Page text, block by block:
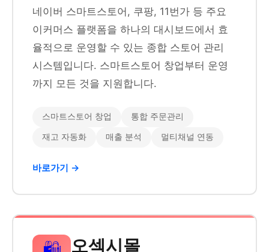
네이버 스마트스토어, 쿠팡, 11번가 등 주요
이커머스 플랫폼을 하나의 대시보드에서 효
율적으로 운영할 수 있는 종합 스토어 관리
시스템입니다. 스마트스토어 창업부터 운영
까지 모든 것을 지원합니다.
스마트스토어 창업 통합 주문관리
재고 자동화 매출 분석 멀티채널 연동
바로가기 →
오섹시몰